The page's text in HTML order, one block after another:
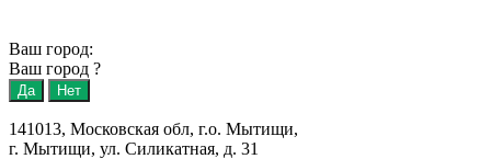
Ваш город:
Ваш город ?
141013, Московская обл, г.о. Мытищи,
г. Мытищи, ул. Силикатная, д. 31